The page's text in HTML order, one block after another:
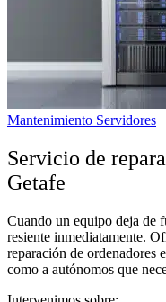
Mantenimiento Servidores
Servicio de
Getafe
Cuando un equipo deja de
resiente inmediatamente.
reparación de ordenadores
como a autónomos que